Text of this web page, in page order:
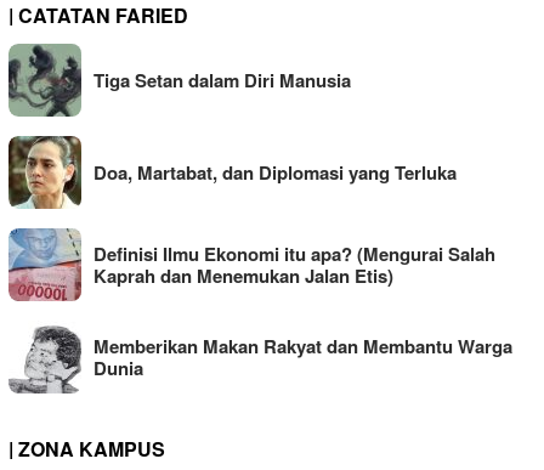
| CATATAN FARIED
Tiga Setan dalam Diri Manusia
Doa, Martabat, dan Diplomasi yang Terluka
Definisi Ilmu Ekonomi itu apa? (Mengurai Salah
Kaprah dan Menemukan Jalan Etis)
Memberikan Makan Rakyat dan Membantu Warga
Dunia
| ZONA KAMPUS